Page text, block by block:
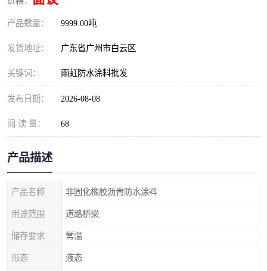
产品数量： 9999.00吨
发货地址： 广东省广州市白云区
关键词： 雨虹防水涂料批发
发布日期： 2026-08-08
阅 读 量： 68
产品描述
产品名称 非固化橡胶沥青防水涂料
用途范围 道路桥梁
储存要求 常温
形态 液态